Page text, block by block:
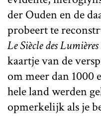
der Ouden en de
probeert te
Le Siècle des
kaartje van de
om meer dan 1000
hele land werden
opmerkelijk als je